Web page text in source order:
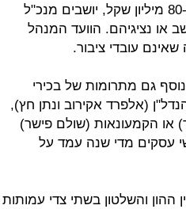
בדירקטוריון הקרן, שמחזור הפעילות שלו עומד על כ-80 מיליון שקל, יושבים מנכ"ל
נציגיהם. הוועד המנהל
עובדי ציבור.
גם מתרומות של בכירי
(אלפרד אקירוב ונתן חץ),
או הקמעונאות (שולם פישר)
עסקים מדי שנה עמד על
בין ההון והשלטון בשתי צדי עמותות